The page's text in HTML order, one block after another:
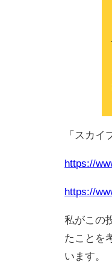
「スカ
https://
https://
私がこの
たことを
います。